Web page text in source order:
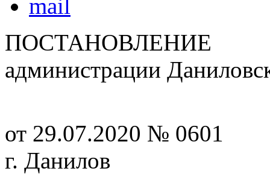
ПОСТАНОВЛЕНИЕ
администрации
от 29.07.2020 № 0601
г. Данилов